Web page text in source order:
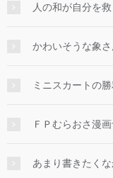
人の和が自分を
かわいそうな象
ミニスカートの
ＦＰむらおさ漫
あまり書きたく